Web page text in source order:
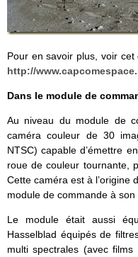
Pour en savoir plus, voir
http://
Dans le module de
Au niveau du module de
caméra couleur de 30
NTSC) capable d’émettre
roue de couleur tournante,
Cette caméra est à l’origine
module de commande à son
Le module était aussi
Hasselblad équipés de
multi spectrales (avec